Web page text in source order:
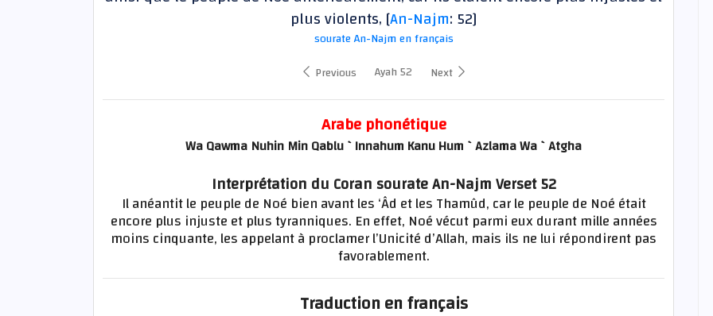
plus violents, [An-Najm: 52]
sourate An-Najm en français
Previous
Ayah 52 Next
Arabe phonétique
Wa Qawma Nuhin Min Qablu `Innahum Kanu Hum `Azlama Wa `Atgha
Interprétation du Coran sourate An-Najm Verset 52
Il anéantit le peuple de Noé bien avant les ‘Âd et les Thamûd, car le peuple de Noé était
encore plus injuste et plus tyranniques. En effet, Noé vécut parmi eux durant mille années
moins cinquante, les appelant à proclamer l’Unicité d’Allah, mais ils ne lui répondirent pas
favorablement.
Traduction en français